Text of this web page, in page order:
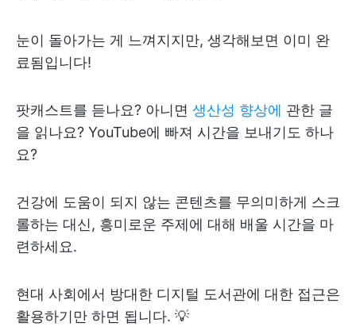
눈이 돌아가는 게 느껴지지만, 생각해보면 이미 완
료됨입니다!
팟캐스트를 듣나요? 아니면 생산성 향상에 관한 글
을 읽나요? YouTube에 빠져 시간을 보내기도 하나
요?
건강에 도움이 되지 않는 콘텐츠를 무의미하게 스크
롤하는 대신, 흥미로운 주제에 대해 배울 시간을 마
련하세요.
현대 사회에서 방대한 디지털 도서관에 대한 접근은
활용하기만 하면 됩니다. 💡